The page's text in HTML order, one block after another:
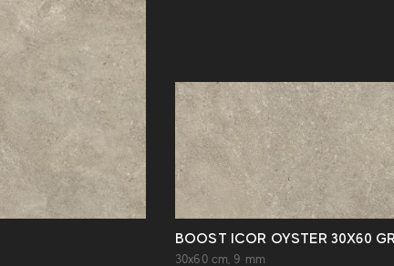
BOOST ICOR OYSTER 30X60
30x60 cm, 9 mm